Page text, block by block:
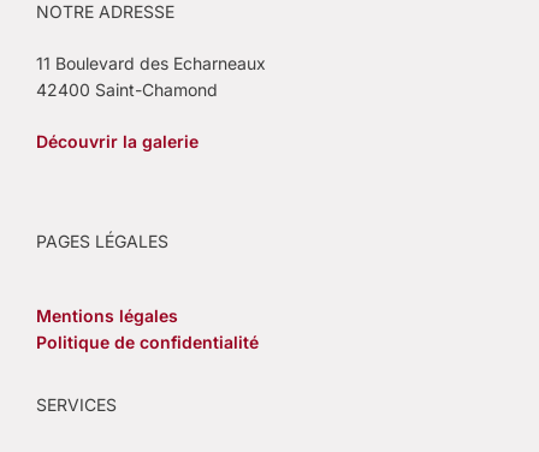
NOTRE ADRESSE
11 Boulevard des Echarneaux
42400 Saint-Chamond
Découvrir la galerie
PAGES LÉGALES
Mentions légales
Politique de confidentialité
SERVICES